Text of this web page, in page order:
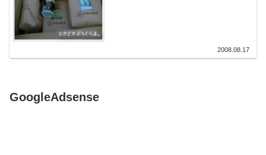
2008.08.17
GoogleAdsense